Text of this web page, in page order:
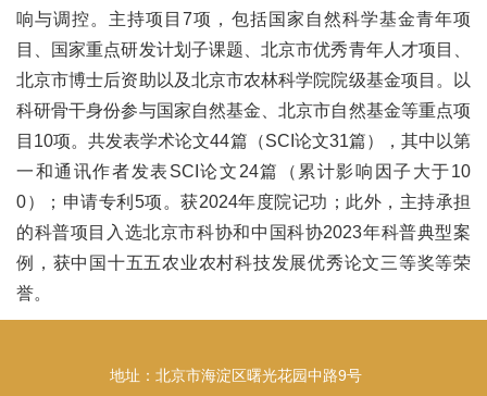
响与调控。主持项目7项，包括国家自然科学基金青年项
目、国家重点研发计划子课题、北京市优秀青年人才项目、
北京市博士后资助以及北京市农林科学院院级基金项目。以
科研骨干身份参与国家自然基金、北京市自然基金等重点项
目10项。共发表学术论文44篇（SCI论文31篇），其中以第
一和通讯作者发表SCI论文24篇（累计影响因子大于10
0）；申请专利5项。获2024年度院记功；此外，主持承担
的科普项目入选北京市科协和中国科协2023年科普典型案
例，获中国十五五农业农村科技发展优秀论文三等奖等荣
誉。
地址：北京市海淀区曙光花园中路9号